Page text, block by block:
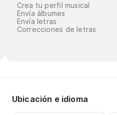
Crea tu perfil musical
Envía álbumes
Envía letras
Correcciones de letras
Ubicación e idioma